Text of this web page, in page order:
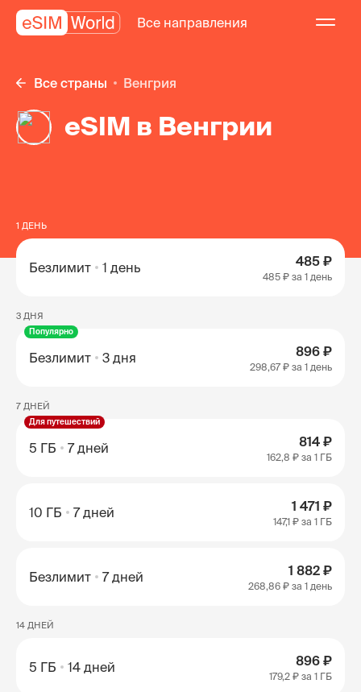
Все направления
Все страны Венгрия
eSIM в Венгрии
1 ДЕНЬ
Безлимит 1 день 485 ₽
485 ₽ за 1 день
3 ДНЯ
Популярно
Безлимит 3 дня 896 ₽
298,67 ₽ за 1 день
7 ДНЕЙ
Для путешествий
5 ГБ 7 дней 814 ₽
162,8 ₽ за 1 ГБ
10 ГБ 7 дней 1 471 ₽
147,1 ₽ за 1 ГБ
Безлимит 7 дней 1 882 ₽
268,86 ₽ за 1 день
14 ДНЕЙ
5 ГБ 14 дней 896 ₽
179,2 ₽ за 1 ГБ